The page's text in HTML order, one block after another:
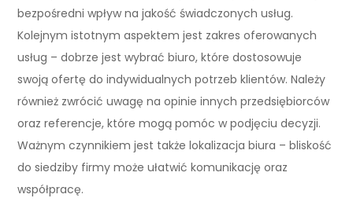
bezpośredni wpływ na jakość świadczonych usług.
Kolejnym istotnym aspektem jest zakres oferowanych
usług – dobrze jest wybrać biuro, które dostosowuje
swoją ofertę do indywidualnych potrzeb klientów. Należy
również zwrócić uwagę na opinie innych przedsiębiorców
oraz referencje, które mogą pomóc w podjęciu decyzji.
Ważnym czynnikiem jest także lokalizacja biura – bliskość
do siedziby firmy może ułatwić komunikację oraz
współpracę.